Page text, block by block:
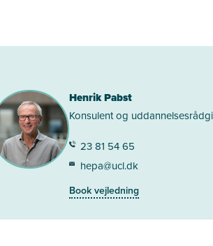
Henrik Pabst
Konsulent og
23 81 54 65
hepa@ucl.dk
Book vejledning